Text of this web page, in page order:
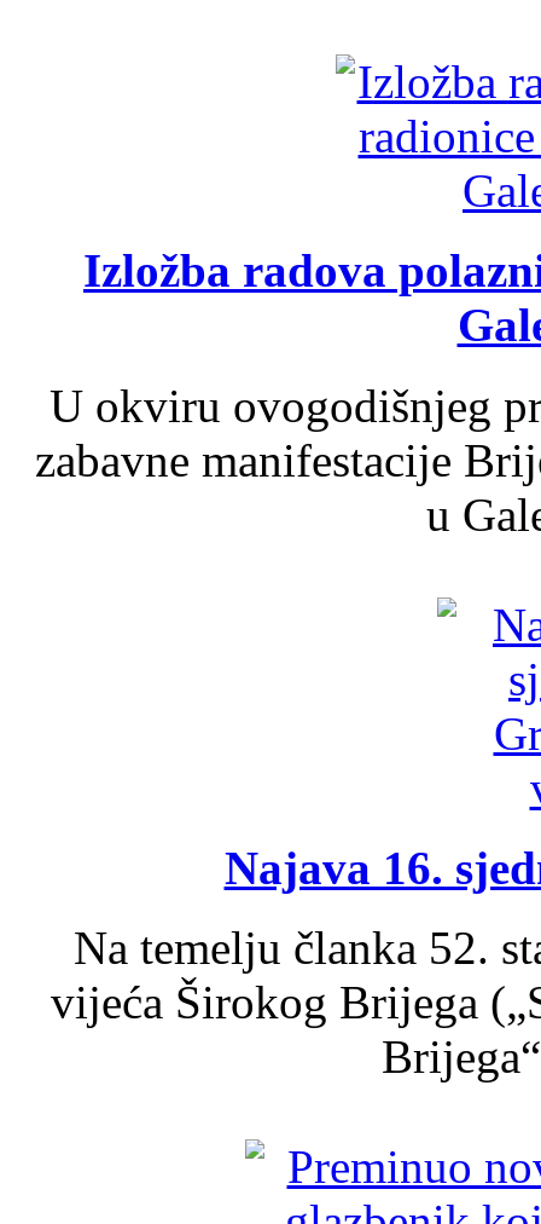
Izložba radova
U okviru ovogodišnjeg
zabavne manifestacije
u
Najava 16.
Na temelju članka 52.
vijeća Širokog Brijega